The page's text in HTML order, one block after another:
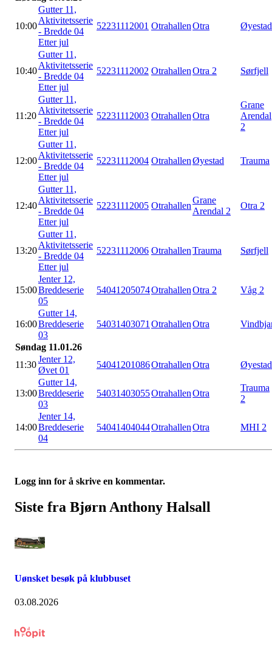
10:00
Gutter 11,
Aktivitetsserie
- Bredde 04
Etter jul
52231112001 OtrahallenOtra Øyestad
10:40
Gutter 11,
Aktivitetsserie
- Bredde 04
Etter jul
52231112002 OtrahallenOtra 2 Sørfjell
11:20
Gutter 11,
Aktivitetsserie
- Bredde 04
Etter jul
52231112003 OtrahallenOtra
Grane
Arendal
2
12:00
Gutter 11,
Aktivitetsserie
- Bredde 04
Etter jul
52231112004 OtrahallenØyestad Trauma
12:40
Gutter 11,
Aktivitetsserie
- Bredde 04
Etter jul
52231112005 Otrahallen
Grane
Arendal 2
Otra 2
13:20
Gutter 11,
Aktivitetsserie
- Bredde 04
Etter jul
52231112006 OtrahallenTrauma Sørfjell
15:00
Jenter 12,
Breddeserie
05
54041205074OtrahallenOtra 2 Våg 2
16:00
Gutter 14,
Breddeserie
03
54031403071 OtrahallenOtra
Søndag 11.01.26
11:30
Jenter 12,
Øvet 01
54041201086OtrahallenOtra Øyestad
13:00
Gutter 14,
Breddeserie
03
54031403055OtrahallenOtra
Trauma
2
14:00
Jenter 14,
Breddeserie
04
54041404044OtrahallenOtra MHI 2
Logg inn for å skrive en kommentar.
Siste fra Bjørn Anthony Halsall
Uønsket besøk på klubbuset
03.08.2026